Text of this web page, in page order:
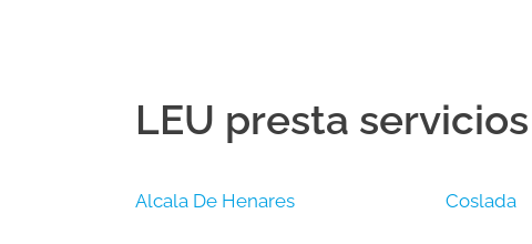
LEU presta
Alcala De Henares Coslada